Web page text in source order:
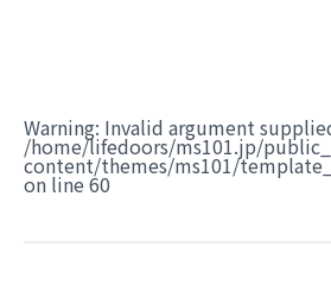
Warning: Invalid argument
/home/lifedoors/ms101.jp/
content/themes/ms101/
on line 60